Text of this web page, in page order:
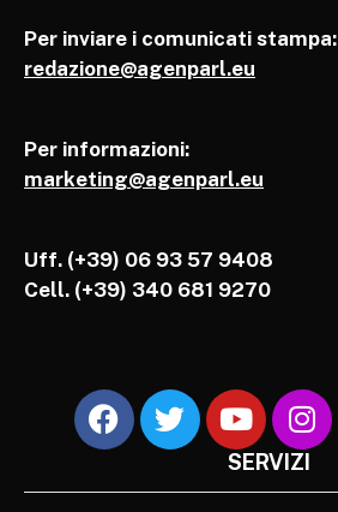
Per inviare i comunicati stampa:
redazione@agenparl.eu
Per informazioni:
marketing@agenparl.eu
Uff. (+39) 06 93 57 9408
Cell. (+39) 340 681 9270
SERVIZI